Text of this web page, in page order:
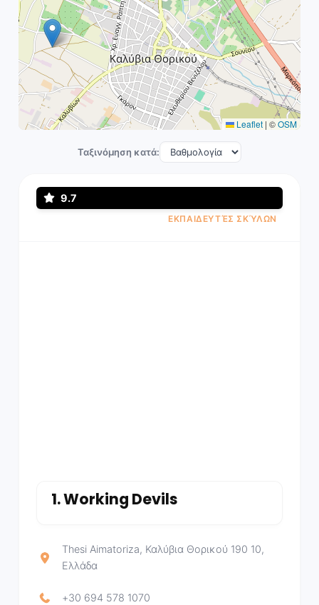
Leaflet | ©OSM
Ταξινόμηση κατά:
9.7
ΕΚΠΑΙΔΕΥΤΈΣ ΣΚΎΛΩΝ
1.Working Devils
Thesi Aimatoriza, Καλύβια Θορικού 190 10,
Ελλάδα
+30 694 578 1070